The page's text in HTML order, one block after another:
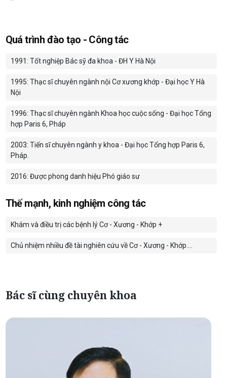
Quá trình đào tạo - Công tác
1991: Tốt nghiệp Bác sỹ đa khoa - ĐH Y Hà Nội
1995: Thạc sĩ chuyên ngành nội Cơ xương khớp - Đại học Y Hà
Nội
1996: Thạc sĩ chuyên ngành Khoa học cuộc sống - Đại học Tổng
hợp Paris 6, Pháp
2003: Tiến sĩ chuyên ngành y khoa - Đại học Tổng hợp Paris 6,
Pháp.
2016: Được phong danh hiệu Phó giáo sư
Thế mạnh, kinh nghiệm công tác
Khám và điều trị các bệnh lý Cơ - Xương - Khớp +
Chủ nhiệm nhiều đề tài nghiên cứu về Cơ - Xương - Khớp….
Bác sĩ cùng chuyên khoa